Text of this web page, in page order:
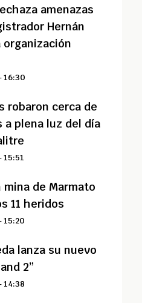
amenazas
Hernán
organización
16:30
robaron cerca de
a plena luz del día
15:51
mina de Marmato
11 heridos
15:20
lanza su nuevo
2”
14:38